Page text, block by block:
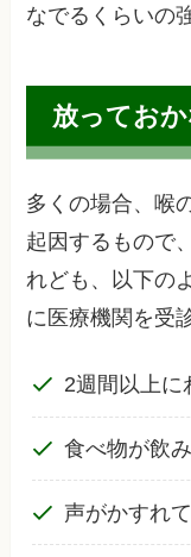
なでるくらいの
放ってお
多くの場合、喉
起因するもので
れども、以下の
に医療機関を受
2週間以上に
食べ物が飲
声がかすれ